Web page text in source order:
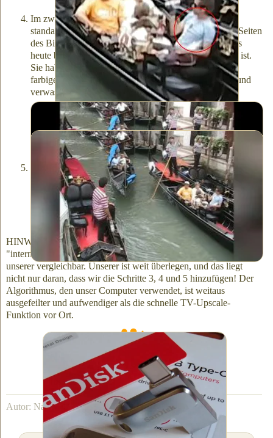
Im zweiten Schritt des Hochskalierens werden die
standardmässigen schwarzen Seitenbalken auf beiden Seiten
des Bildes durch unscharfe Seitenbalken ersetzt, wie es
heute bei Videos im Internet oder im Fernsehen üblich ist.
Sie haben es wahrscheinlich schon gesehen - es sind
farbige, seitliche "Balken", die eine verschwommene und
verwaschene Version des jeweiligen Bildes darstellen.
keine Hochskalierung
mit Hochskalierung
Und zum Schluss, während des Hochskalierungsprozesses,
schneiden wir nur die ersten und letzten Zeilen, oben und
unten im Bild ab, sowie einen minimalen Teil auf der linken
und rechten Seite des Bildes, um eine sauberere, reinere
Ansicht zu erhalten.
HINWEIS: Einige der fortschrittlicheren Fernsehgeräte bieten eine
"interne Hochskalierungsoption", aber die Qualität ist nicht mit
unserer vergleichbar. Unserer ist weit überlegen, und das liegt
nicht nur daran, dass wir die Schritte 3, 4 und 5 hinzufügen! Der
Algorithmus, den unser Computer verwendet, ist weitaus
ausgefeilter und aufwendiger als die schnelle TV-Upscale-
Funktion vor Ort.
Wir können bis zu 23 Stunden hochskaliertes
Video auf einem 256-GB-Stick speichern.
Autor: Nathaniel Courtens